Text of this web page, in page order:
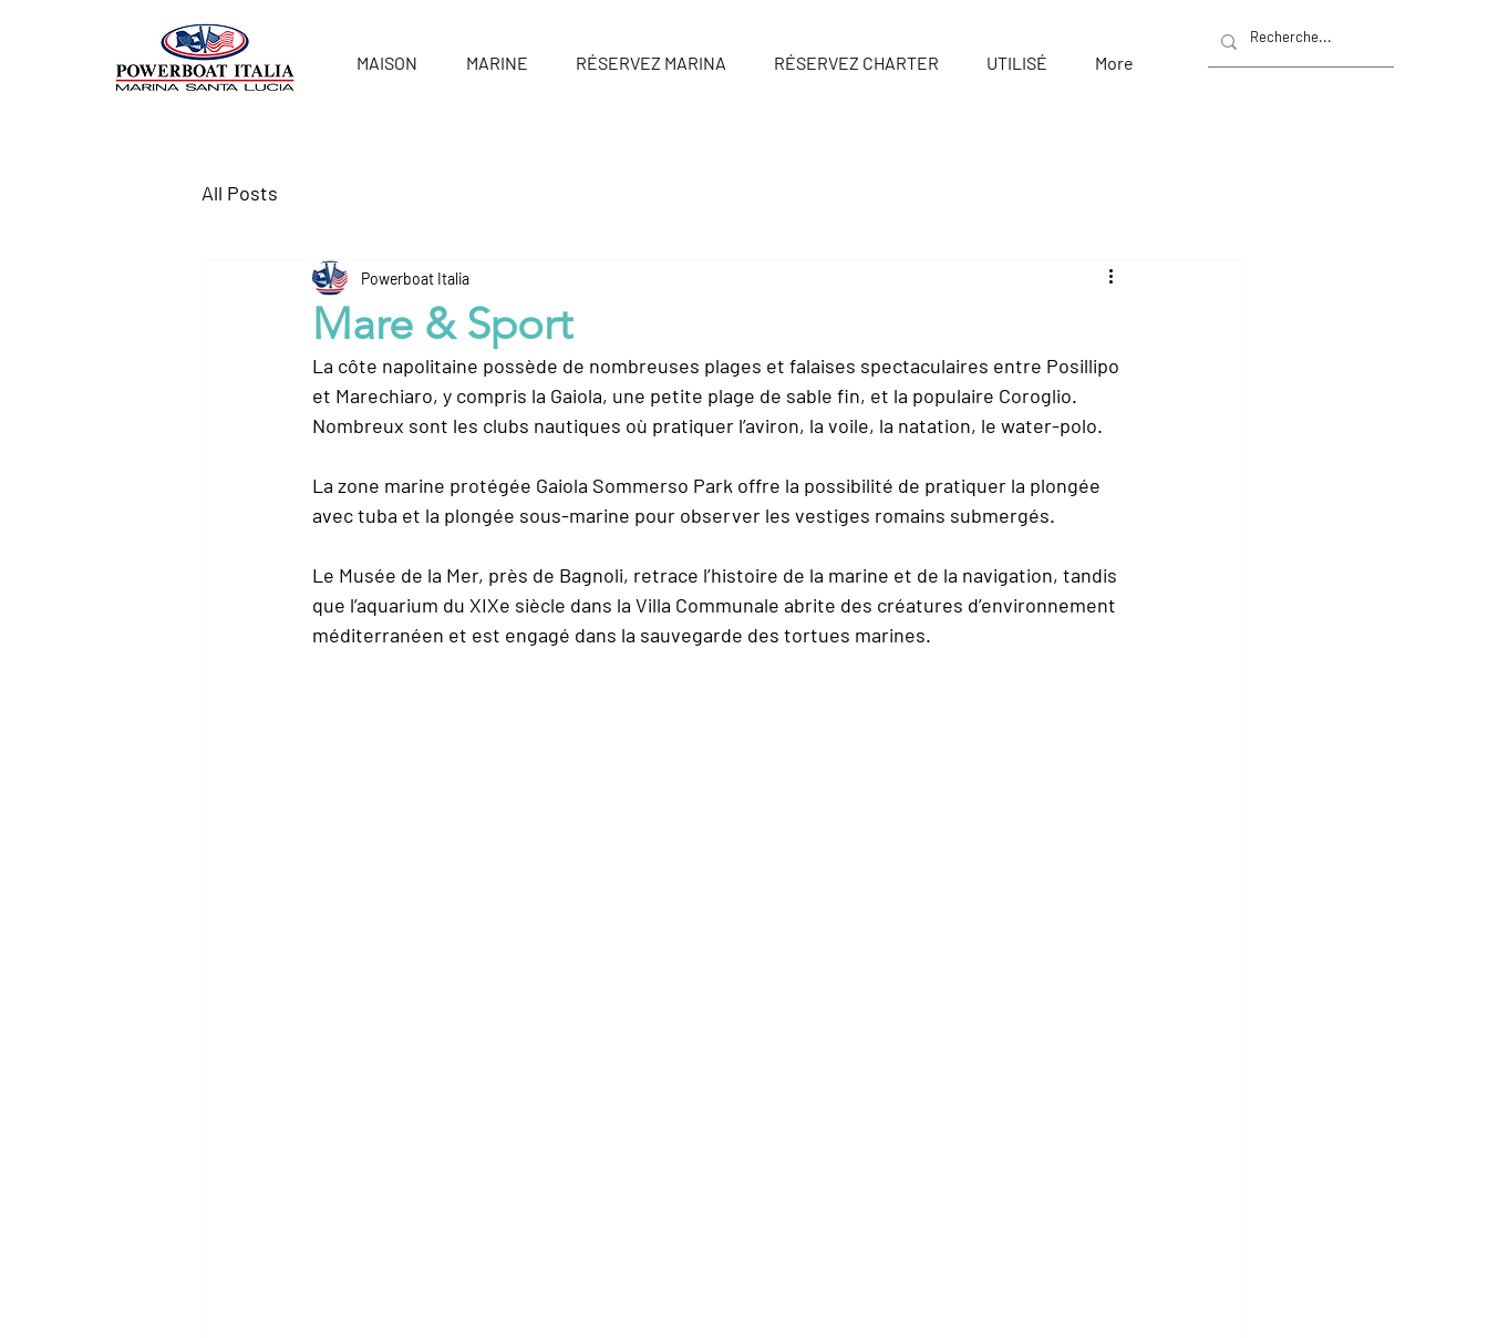
MAISON MARINE RÉSERVEZ MARINA RÉSERVEZ CHARTER UTILISÉ More
All Posts
Mare & Sport
Powerboat Italia
La côte napolitaine possède de nombreuses plages et falaises spectaculaires entre Posillipo
et Marechiaro, y compris la Gaiola, une petite plage de sable fin, et la populaire Coroglio.
Nombreux sont les clubs nautiques où pratiquer l’aviron, la voile, la natation, le water-polo.
La zone marine protégée Gaiola Sommerso Park offre la possibilité de pratiquer la plongée
avec tuba et la plongée sous-marine pour observer les vestiges romains submergés.
Le Musée de la Mer, près de Bagnoli, retrace l’histoire de la marine et de la navigation, tandis
que l’aquarium du XIXe siècle dans la Villa Communale abrite des créatures d’environnement
méditerranéen et est engagé dans la sauvegarde des tortues marines.